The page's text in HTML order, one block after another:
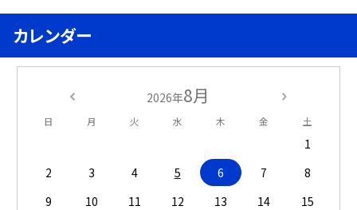
カレンダー
2026年8月
日 月 火 水 木 金 土
1
2
3 4 5 6 7
8
9
10 11 12 13 14
15